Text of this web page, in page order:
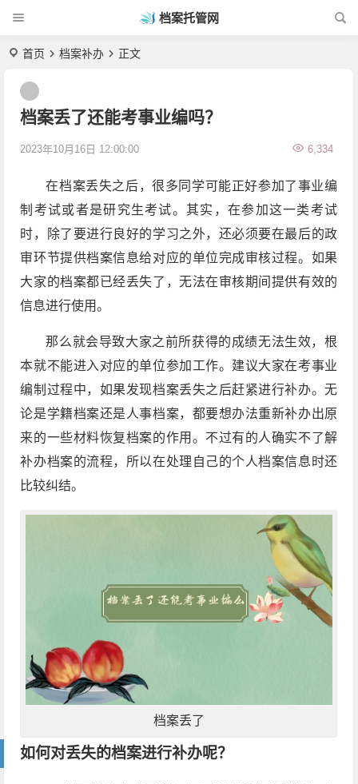
档案托管网
首页 档案补办 正文
档案丢了还能考事业编吗？
2023年10月16日 12:00:00 6,334
在档案丢失之后，很多同学可能正好参加了事业编
制考试或者是研究生考试。其实，在参加这一类考试
时，除了要进行良好的学习之外，还必须要在最后的政
审环节提供档案信息给对应的单位完成审核过程。如果
大家的档案都已经丢失了，无法在审核期间提供有效的
信息进行使用。
那么就会导致大家之前所获得的成绩无法生效，根
本就不能进入对应的单位参加工作。建议大家在考事业
编制过程中，如果发现档案丢失之后赶紧进行补办。无
论是学籍档案还是人事档案，都要想办法重新补办出原
来的一些材料恢复档案的作用。不过有的人确实不了解
补办档案的流程，所以在处理自己的个人档案信息时还
比较纠结。
档案丢了
如何对丢失的档案进行补办呢？